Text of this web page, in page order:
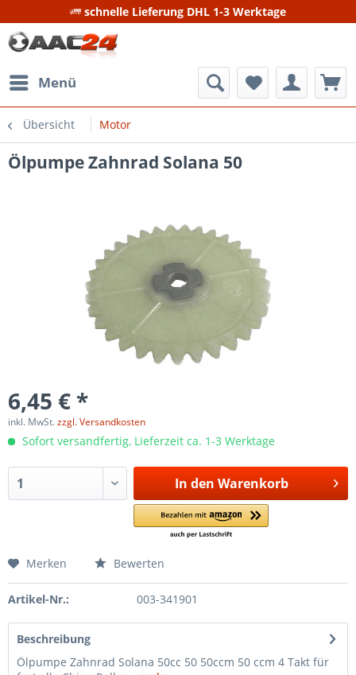
schnelle Lieferung DHL 1-3 Werktage
Menü
Übersicht Motor
Ölpumpe Zahnrad Solana 50
6,45 € *
inkl. MwSt.zzgl. Versandkosten
Sofort versandfertig, Lieferzeit ca. 1-3 Werktage
In den Warenkorb
Merken Bewerten
Artikel-Nr.: 003-341901
Beschreibung
Ölpumpe Zahnrad Solana 50cc 50 50ccm 50 ccm 4 Takt für